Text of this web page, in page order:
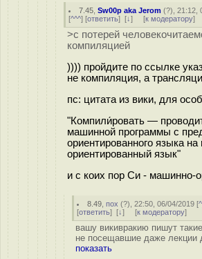
7.45 ,Sw00p aka Jerom (?), 21:12,
[^^^] [ответить] [↓] [к модератору]
>с потерей
компиляцией
)))) пройдите по ссылке
не компиляция, а
пс: цитата из вики, для
"Компили́ровать —
машинной программы с
ориентированного языка
ориентированный язык"
и с коих пор Си - машинно-
8.49 ,пох (?), 22:50, 06/04/2019 [^
[ответить] [↓] [к модератору]
вашу викивракию пишут
не посещавшие даже лекции
показать